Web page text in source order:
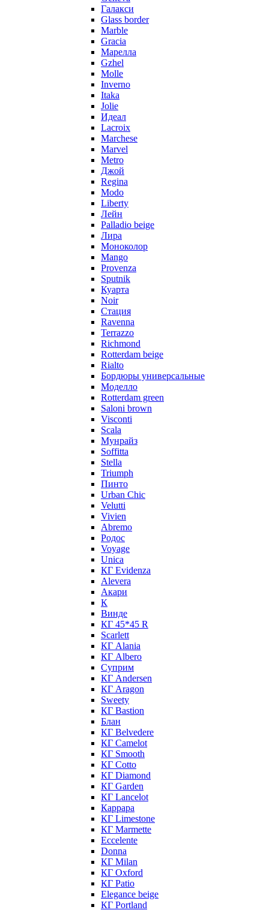
Галакси
Glass border
Marble
Gracia
Марелла
Gzhel
Molle
Inverno
Itaka
Jolie
Идеал
Lacroix
Marchese
Marvel
Metro
Джой
Regina
Modo
Liberty
Лейн
Palladio beige
Лира
Моноколор
Mango
Provenza
Sputnik
Куарта
Noir
Стация
Ravenna
Terrazzo
Richmond
Rotterdam beige
Rialto
Бордюры универсальные
Моделло
Rotterdam green
Saloni brown
Visconti
Scala
Мунрайз
Soffitta
Stella
Triumph
Пинто
Urban Chic
Velutti
Vivien
Abremo
Родос
Voyage
Unica
КГ Evidenza
Alevera
Акари
К
Винде
КГ 45*45 R
Scarlett
КГ Alania
КГ Albero
Суприм
КГ Andersen
КГ Aragon
Sweety
КГ Bastion
Блан
КГ Belvedere
КГ Camelot
КГ Smooth
КГ Cotto
КГ Diamond
КГ Garden
КГ Lancelot
Каррара
КГ Limestone
КГ Marmette
Eccelente
Donna
КГ Milan
КГ Oxford
КГ Patio
Elegance beige
КГ Portland